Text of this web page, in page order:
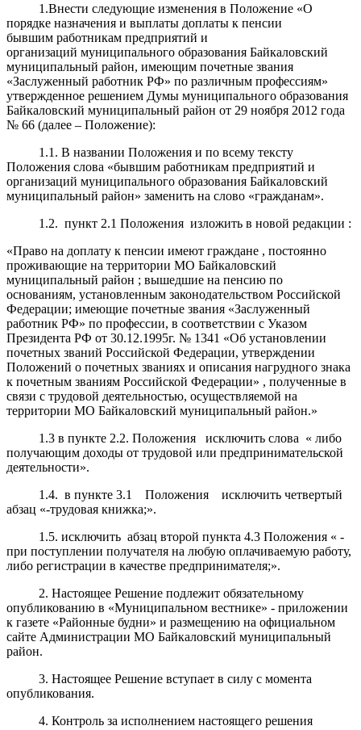
1.Внести следующие изменения в Положение «О
порядке назначения и выплаты доплаты к пенсии
бывшим работникам предприятий и
организаций муниципального образования Байкаловский
муниципальный район, имеющим почетные звания
«Заслуженный работник РФ» по различным профессиям»
утвержденное решением Думы муниципального образования
Байкаловский муниципальный район от 29 ноября 2012 года
№ 66 (далее – Положение):
1.1. В названии Положения и по всему тексту
Положения слова «бывшим работникам предприятий и
организаций муниципального образования Байкаловский
муниципальный район» заменить на слово «гражданам».
1.2. пункт 2.1 Положения изложить в новой редакции :
«Право на доплату к пенсии имеют граждане , постоянно
проживающие на территории МО Байкаловский
муниципальный район ; вышедшие на пенсию по
основаниям, установленным законодательством Российской
Федерации; имеющие почетные звания «Заслуженный
работник РФ» по профессии, в соответствии с Указом
Президента РФ от 30.12.1995г. № 1341 «Об установлении
почетных званий Российской Федерации, утверждении
Положений о почетных званиях и описания нагрудного знака
к почетным званиям Российской Федерации» , полученные в
связи с трудовой деятельностью, осуществляемой на
территории МО Байкаловский муниципальный район.»
1.3 в пункте 2.2. Положения исключить слова « либо
получающим доходы от трудовой или предпринимательской
деятельности».
1.4. в пункте 3.1 Положения исключить четвертый
абзац «-трудовая книжка;».
1.5. исключить абзац второй пункта 4.3 Положения « -
при поступлении получателя на любую оплачиваемую работу,
либо регистрации в качестве предпринимателя;».
2. Настоящее Решение подлежит обязательному
опубликованию в «Муниципальном вестнике» - приложении
к газете «Районные будни» и размещению на официальном
сайте Администрации МО Байкаловский муниципальный
район.
3. Настоящее Решение вступает в силу с момента
опубликования.
4. Контроль за исполнением настоящего решения